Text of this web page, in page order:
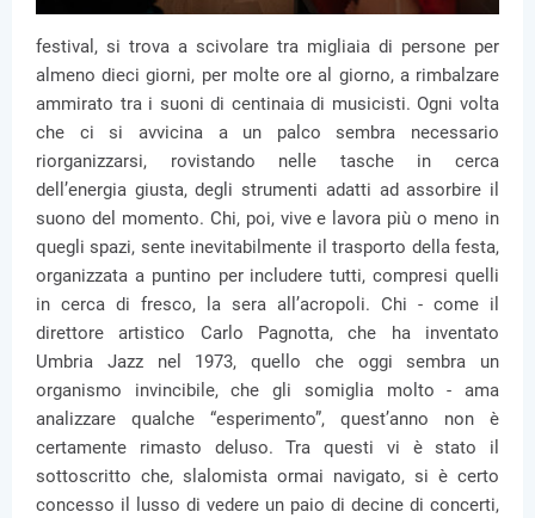
festival, si trova a scivolare tra migliaia di persone per
almeno dieci giorni, per molte ore al giorno, a rimbalzare
ammirato tra i suoni di centinaia di musicisti. Ogni volta
che ci si avvicina a un palco sembra necessario
riorganizzarsi, rovistando nelle tasche in cerca
dell’energia giusta, degli strumenti adatti ad assorbire il
suono del momento. Chi, poi, vive e lavora più o meno in
quegli spazi, sente inevitabilmente il trasporto della festa,
organizzata a puntino per includere tutti, compresi quelli
in cerca di fresco, la sera all’acropoli. Chi - come il
direttore artistico Carlo Pagnotta, che ha inventato
Umbria Jazz nel 1973, quello che oggi sembra un
organismo invincibile, che gli somiglia molto - ama
analizzare qualche “esperimento”, quest’anno non è
certamente rimasto deluso. Tra questi vi è stato il
sottoscritto che, slalomista ormai navigato, si è certo
concesso il lusso di vedere un paio di decine di concerti,